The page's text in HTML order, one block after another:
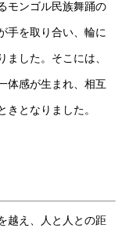
モンゴル民族舞踊の
手を取り合い、輪に
した。そこには、
体感が生まれ、相互
となりました。
越え、人と人との距